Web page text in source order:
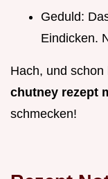
Geduld:
Eindicken.
Hach, und
chutney rezept
schmecken!